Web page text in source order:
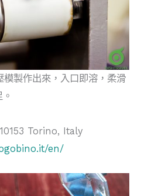
製作出來，入口即溶，柔滑
Torino, Italy
en/